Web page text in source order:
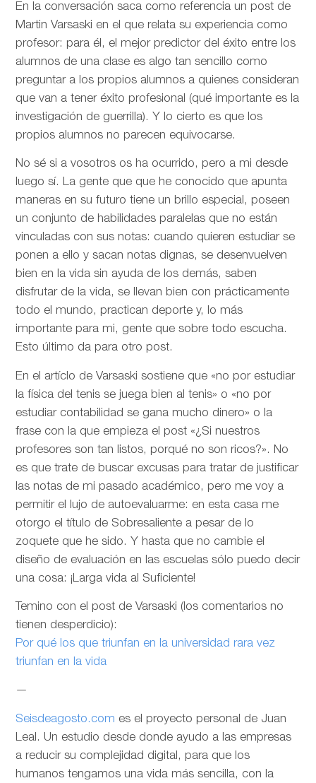
En la conversación saca como referencia un post de
Martin Varsaski en el que relata su experiencia como
profesor: para él, el mejor predictor del éxito entre los
alumnos de una clase es algo tan sencillo como
preguntar a los propios alumnos a quienes consideran
que van a tener éxito profesional (qué importante es la
investigación de guerrilla). Y lo cierto es que los
propios alumnos no parecen equivocarse.
No sé si a vosotros os ha ocurrido, pero a mi desde
luego sí. La gente que que he conocido que apunta
maneras en su futuro tiene un brillo especial, poseen
un conjunto de habilidades paralelas que no están
vinculadas con sus notas: cuando quieren estudiar se
ponen a ello y sacan notas dignas, se desenvuelven
bien en la vida sin ayuda de los demás, saben
disfrutar de la vida, se llevan bien con prácticamente
todo el mundo, practican deporte y, lo más
importante para mi, gente que sobre todo escucha.
Esto último da para otro post.
En el artíclo deVarsaski sostiene que «no por estudiar
la física del tenis se juega bien al tenis» o «no por
estudiar contabilidad se gana mucho dinero» o la
frase con la que empieza el post «¿Si nuestros
profesores son tan listos, porqué no son ricos?». No
es que trate de buscar excusas para tratar de justificar
las notas de mi pasado académico, pero me voy a
permitir el lujo de autoevaluarme: en esta casa me
otorgo el título de Sobresaliente a pesar de lo
zoquete que he sido. Y hasta que no cambie el
diseño de evaluación en las escuelas sólo puedo decir
una cosa: ¡Larga vida al Suficiente!
Temino con el post de Varsaski (los comentarios no
tienen desperdicio):
Por qué los que triunfan en la universidad rara vez
triunfan en la vida
—
Seisdeagosto.com es el proyecto personal de Juan
Leal. Un estudio desde donde ayudo a las empresas
a reducir su complejidad digital, para que los
humanos tengamos una vida más sencilla, con la